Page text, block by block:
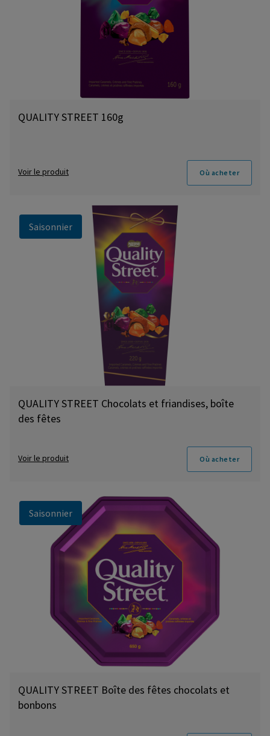
QUALITY STREET 160g
Voir le produit Où acheter
Saisonnier
QUALITY STREET Chocolats et friandises, boîte
des fêtes
Voir le produit Où acheter
Saisonnier
QUALITY STREET Boîte des fêtes chocolats et
bonbons